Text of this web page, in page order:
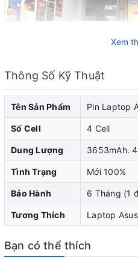
Pin laptop Asus là một
trọng giúp duy trì và
động cho laptop của bạn
nhiên, sau một thời gian
bắt đầu giảm đi và sẽ xảy
Xem
Thông Số Kỹ Thuật
Tên Sản Phẩm Pin Laptop
Số Cell 4 Cell
Dung Lượng 3653mAh.
Tình Trạng Mới 100%
Bảo Hành 6 Tháng (1
Tương Thích Laptop
Bạn có thể thích